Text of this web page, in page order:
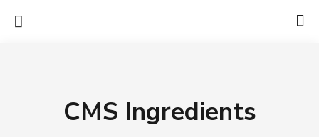
CMS Ingredients